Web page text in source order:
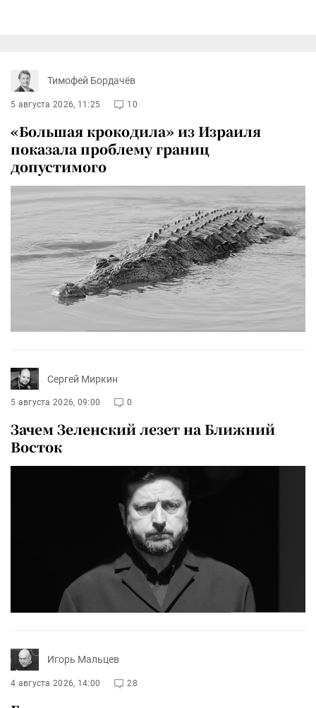
Тимофей Бордачёв
5 августа 2026, 11:25 10
«Большая крокодила» из Израиля
показала проблему границ
допустимого
Сергей Миркин
5 августа 2026, 09:00 0
Зачем Зеленский лезет на Ближний
Восток
Игорь Мальцев
4 августа 2026, 14:00 28